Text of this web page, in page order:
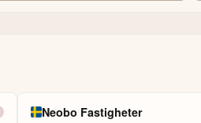
Neobo Fastigheter